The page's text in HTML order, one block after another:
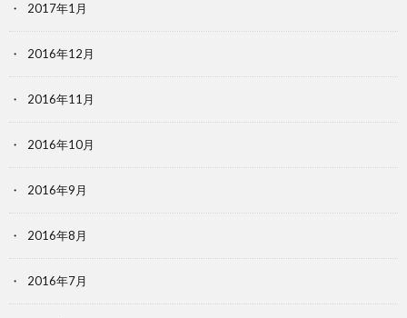
2017年1月
2016年12月
2016年11月
2016年10月
2016年9月
2016年8月
2016年7月